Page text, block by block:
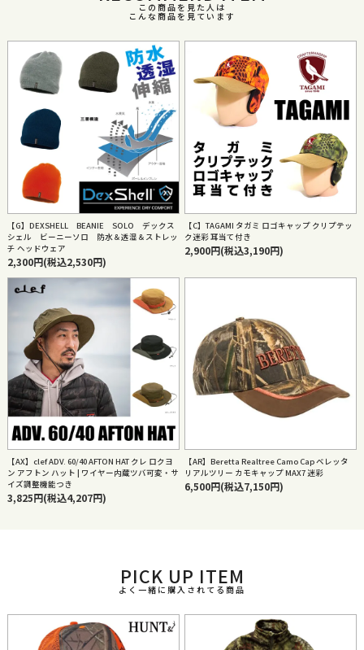
この商品を見た人は
こんな商品を見ています
【G】DEXSHELL BEANIE SOLO デックス
シェル ビーニーソロ 防水＆透湿＆ストレッ
チ ヘッドウェア
2,300円(税込2,530円)
【C】TAGAMI タガミ ロゴキャップ クリプテッ
ク迷彩 耳当て付き
2,900円(税込3,190円)
【AX】clef ADV. 60/40 AFTON HAT クレ ロクヨ
ン アフトン ハット | ワイヤー内蔵ツバ可変・サ
イズ調整機能つき
3,825円(税込4,207円)
【AR】Beretta Realtree Camo Cap ベレッタ
リアルツリー カモキャップ MAX7 迷彩
6,500円(税込7,150円)
PICK UP ITEM
よく一緒に購入されてる商品